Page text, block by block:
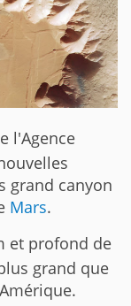
l'Agence
grand canyon
Mars.
et profond de
grand que